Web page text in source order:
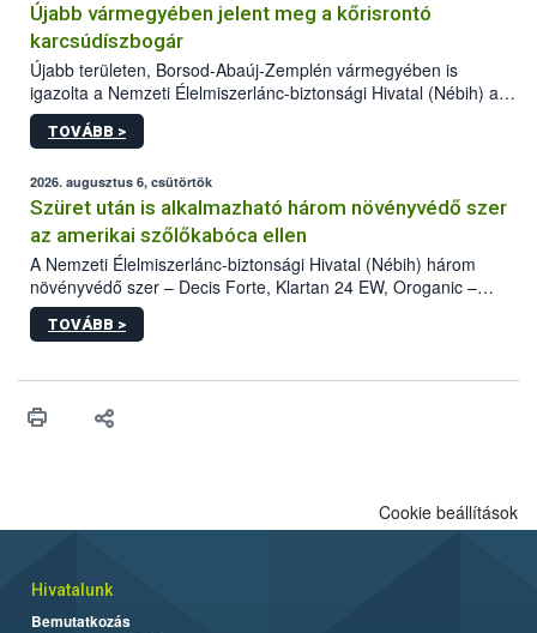
Újabb vármegyében jelent meg a kőrisrontó
karcsúdíszbogár
Újabb területen, Borsod-Abaúj-Zemplén vármegyében is
igazolta a Nemzeti Élelmiszerlánc-biztonsági Hivatal (Nébih) a
kőrisrontó karcsúdíszbogár (Agrilus planipennis) jelenlétét. A
kártevőt nem csak színcsapdában találták meg, de már fertőzött
az intenzív felderítést, emellett az intézkedéseket a szlovák
hatósággal is összehangolják a terjedés megállítása érdekében.
TOVÁBB >
2026. augusztus 6, csütörtök
Szüret után is alkalmazható három növényvédő szer
az amerikai szőlőkabóca ellen
A Nemzeti Élelmiszerlánc-biztonsági Hivatal (Nébih) három
növényvédő szer – Decis Forte, Klartan 24 EW, Oroganic –
engedélyokiratát módosította, így azok a szüretet követően,
egészen a vesszőérettség (BBCH 91) stádiumáig
érésű szőlőkben is legyen lehetőség a károsító elleni további
felhasználók számára is elérhető és ökológiai termesztésben is
TOVÁBB >
Cookie beállítások
Hivatalunk
Bemutatkozás